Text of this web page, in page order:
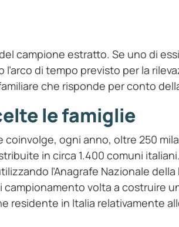
campione estratto. Se uno di
di tempo previsto per la
che risponde per conto
le famiglie
coinvolge, ogni anno, oltre 250
in circa 1.400 comuni
l’Anagrafe Nazionale
volta a costruire
residente in Italia relativamente